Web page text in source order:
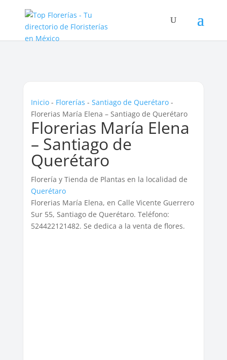
Inicio- Florerías - Santiago de Querétaro-
Florerias María Elena – Santiago de Querétaro
Florerias María Elena
– Santiago de
Querétaro
Florería y Tienda de Plantas en la localidad de
Querétaro
Florerias María Elena, en Calle Vicente Guerrero
Sur 55, Santiago de Querétaro. Teléfono:
524422121482. Se dedica a la venta de flores.